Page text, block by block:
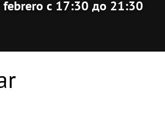
febrero с 17:30 до 21:30